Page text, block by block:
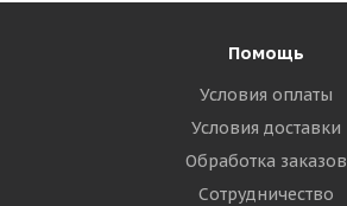
Помощь
Условия оплаты
Условия доставки
Обработка заказов
Сотрудничество